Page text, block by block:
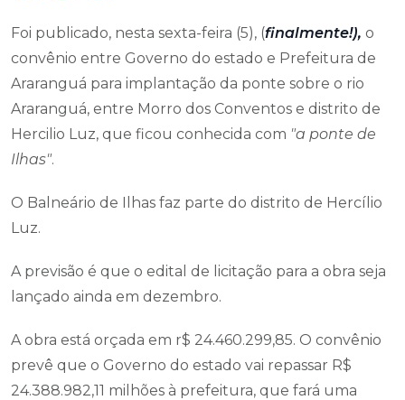
Foi publicado, nesta sexta-feira (5), (finalmente!), o
convênio entre Governo do estado e Prefeitura de
Araranguá para implantação da ponte sobre o rio
Araranguá, entre Morro dos Conventos e distrito de
Hercilio Luz, que ficou conhecida com "a ponte de
Ilhas".
O Balneário de Ilhas faz parte do distrito de Hercílio
Luz.
A previsão é que o edital de licitação para a obra seja
lançado ainda em dezembro.
A obra está orçada em r$ 24.460.299,85. O convênio
prevê que o Governo do estado vai repassar R$
24.388.982,11 milhões à prefeitura, que fará uma